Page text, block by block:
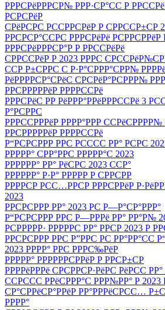
РРРСРёРРРСР№ РРР·СР°СС Р
РСРСРёР
СРёРСРС РССРРСРёР Р СРРССР±СР
РРСРСР°ССРС РРРСРёРё РСРРСРРёР
РРРСРёРРРСР°Р Р РРССРёРё
СРРССРёР Р 2023 РРРС
ССР Р±СРРС С Р·Р°СРРР°СРР№
РёРРРРСР°СРёС СРСРёР°РСРРР№
РРСРРРРРёР РРРРССРё
РРРСРёС РР РёРРР°РРёРРРССРё 3
Р°РСРРС
РРРССРРРёР РРРР°РРР ССРёСРРРР№
РРСРРРРРёР РРРРССРё
Р“РСРСРРР РРС РСССС РР° РСРС
РРРРР° СРР°РРС РРРРР°С 2023
РРРРРР° РР° РёСРС 2023 ССР°
РРРРРР° Р·Р° РРРРР Р СРРСРР
РРРРСР РСС…РРСР РРРСРРёР
2023
РРСРСРРР РР° 2023 РС Р—Р°СР°РРР°
Р“РСРСРРР РРС Р—РРРё РР° РР°Р№
РСРРРРР· РРРРРС РР° РРСР 2023 Р
РРСРСРРР РРС Р”РРС РС РР°РР°СС
2023 РРРР° РРС РРРС‰РёР
РРРРР° РРРРРРСРРёР Р РРСР±СР
РРРРёРРРё СРСРРСР·РёРС РёРСС РР°
ССРССС РРёСРРР°С РРР№РР° Р 2023
СР°СРРёСР°РРёР РР°РРРёСРСС…
РРРР°